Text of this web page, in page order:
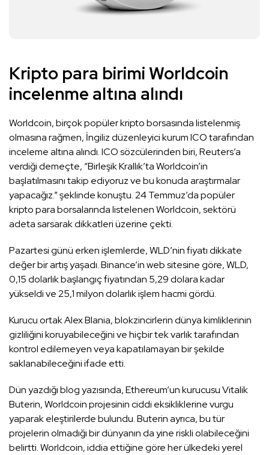
Kripto para birimi Worldcoin
incelenme altına alındı
Worldcoin, birçok popüler kripto borsasında listelenmiş
olmasına rağmen, İngiliz düzenleyici kurum ICO tarafından
inceleme altına alındı. ICO sözcülerinden biri, Reuters’a
verdiği demeçte, “Birleşik Krallık’ta Worldcoin’in
başlatılmasını takip ediyoruz ve bu konuda araştırmalar
yapacağız.” şeklinde konuştu. 24 Temmuz’da popüler
kripto para borsalarında listelenen Worldcoin, sektörü
adeta sarsarak dikkatleri üzerine çekti.
Pazartesi günü erken işlemlerde, WLD’nin fiyatı dikkate
değer bir artış yaşadı. Binance’in web sitesine göre, WLD,
0,15 dolarlık başlangıç fiyatından 5,29 dolara kadar
yükseldi ve 25,1 milyon dolarlık işlem hacmi gördü.
Kurucu ortak Alex Blania, blokzincirlerin dünya kimliklerinin
gizliliğini koruyabileceğini ve hiçbir tek varlık tarafından
kontrol edilemeyen veya kapatılamayan bir şekilde
saklanabileceğini ifade etti.
Dün yazdığı blog yazısında, Ethereum’un kurucusu Vitalik
Buterin, Worldcoin projesinin ciddi eksikliklerine vurgu
yaparak eleştirilerde bulundu. Buterin ayrıca, bu tür
projelerin olmadığı bir dünyanın da yine riskli olabileceğini
belirtti. Worldcoin, iddia ettiğine göre her ülkedeki yerel